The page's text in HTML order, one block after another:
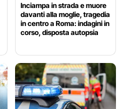
Inciampa in strada e muore
davanti alla moglie, tragedia
in centro a Roma: indagini in
corso, disposta autopsia